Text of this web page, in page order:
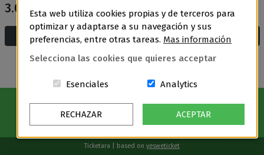
3.00€ General
Añadir a la cesta y compra
Ticketara | based on yesweticket
Esta web utiliza cookies propias y de terceros para
optimizar y adaptarse a su navegación y sus
preferencias, entre otras tareas. Mas información
Selecciona las cookies que quieres acceptar
Esenciales Estas cookies són essenciales para
AnalyticsCookies related
RECHAZAR ACEPTAR